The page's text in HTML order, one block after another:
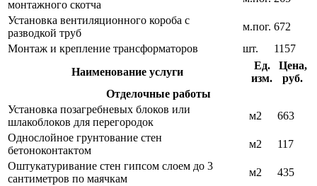
монтажного скотча
Установка вентиляционного короба с
разводкой труб
м.пог. 672
Монтаж и крепление трансформаторов
шт.
1157
Наименование услуги
Ед.
изм.
Цена,
руб.
Отделочные работы
Установка позагребневых блоков или
шлакоблоков для перегородок
м2
663
Однослойное грунтование стен
бетоноконтактом
м2
117
Оштукатуривание стен гипсом слоем до 3
сантиметров по маячкам
м2
435